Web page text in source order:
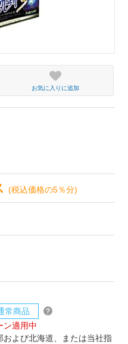
お気に入りに追加
(税込価格の5％分)
常商品
ン適用中
よび北海道、または当社指